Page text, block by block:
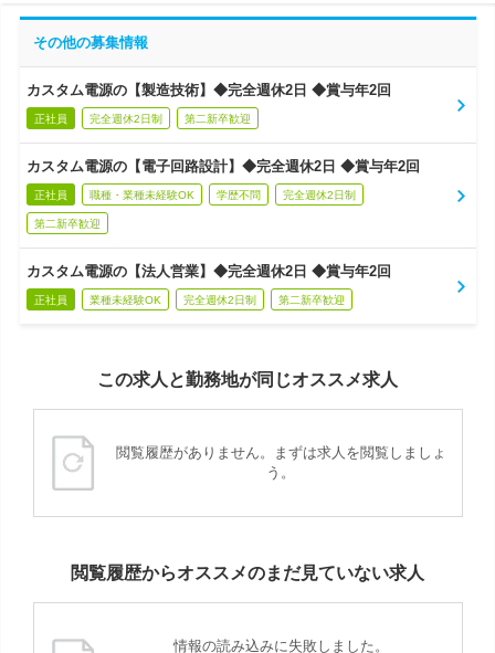
その他の募集情報
カスタム電源の【製造技術】◆完全週休2日 ◆賞与年2回
正社員 完全週休2日制 第二新卒歓迎
カスタム電源の【電子回路設計】◆完全週休2日 ◆賞与年2回
正社員 職種・業種未経験OK 学歴不問 完全週休2日制
第二新卒歓迎
カスタム電源の【法人営業】◆完全週休2日 ◆賞与年2回
正社員 業種未経験OK 完全週休2日制 第二新卒歓迎
この求人と勤務地が同じオススメ求人
閲覧履歴がありません。まずは求人を閲覧しましょ
う。
閲覧履歴からオススメのまだ見ていない求人
情報の読み込みに失敗しました。